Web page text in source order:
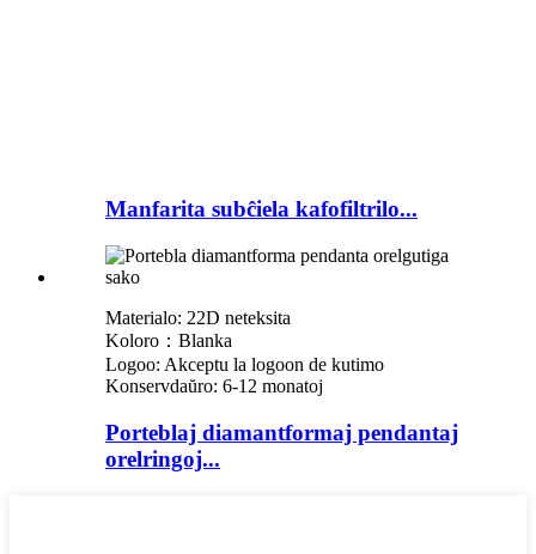
Manfarita subĉiela kafofiltrilo...
Materialo: 22D neteksita
Koloro：Blanka
Logoo: Akceptu la logoon de kutimo
Konservdaŭro: 6-12 monatoj
Porteblaj diamantformaj pendantaj
orelringoj...